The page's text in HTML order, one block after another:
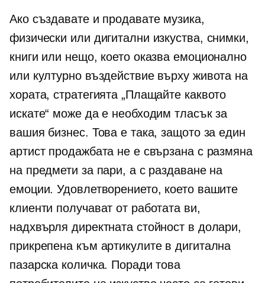
Ако създавате и продавате музика,
физически или дигитални изкуства, снимки,
книги или нещо, което оказва емоционално
или културно въздействие върху живота на
хората, стратегията „Плащайте каквото
искате“ може да е необходим тласък за
вашия бизнес. Това е така, защото за един
артист продажбата не е свързана с размяна
на предмети за пари, а с раздаване на
емоции. Удовлетворението, което вашите
клиенти получават от работата ви,
надхвърля директната стойност в долари,
прикрепена към артикулите в дигитална
пазарска количка. Поради това